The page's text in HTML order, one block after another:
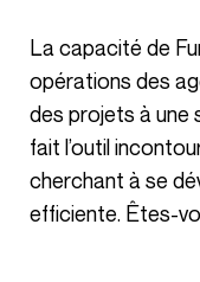
La capacité de Furious à transformer les
opérations des
des projets à une
fait l’outil
cherchant à se
efficiente. Êtes-